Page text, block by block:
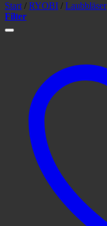
Start / RYOBI / Laubbläser
Filter